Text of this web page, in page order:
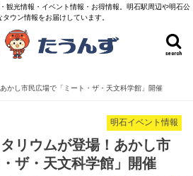
観光情報・イベント情報・お得情報。明石駅周辺や明石公
タウン情報をお届けしています。
search
かし市民広場で「ミート・ザ・天文科学館」開催
明石イベント情報
リウムが登場！あかし市
ザ・天文科学館」開催